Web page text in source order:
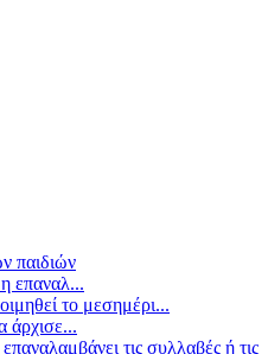
παιδιών
επαναλ...
το μεσημέρι...
άρχισε...
τις συλλαβές ή τις